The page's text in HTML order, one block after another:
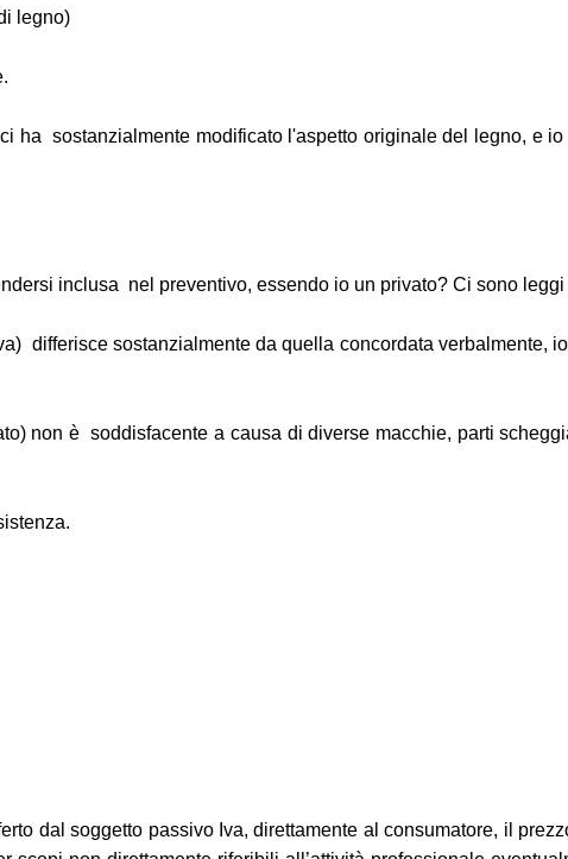
legno)
ha sostanzialmente modificato l'aspetto originale del legno, e
inclusa nel preventivo, essendo io un privato? Ci sono
differisce sostanzialmente da quella concordata verbalmente,
non è soddisfacente a causa di diverse macchie, parti
dal soggetto passivo Iva, direttamente al consumatore, il